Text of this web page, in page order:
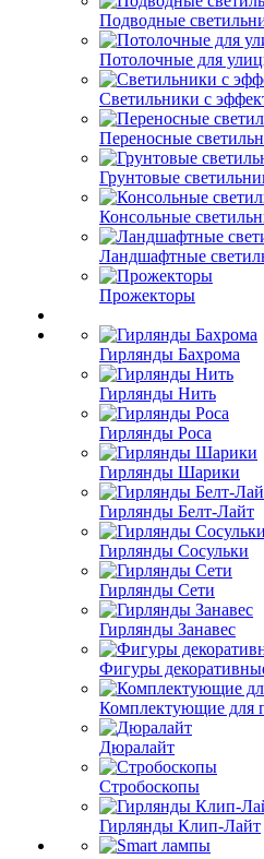
Подводные
Потолочные для
Светильники с
Переносные
Грунтовые
Консольные
Ландшафтные
Прожекторы
Гирлянды Бахрома
Гирлянды Нить
Гирлянды Роса
Гирлянды Шарики
Гирлянды Белт-Лайт
Гирлянды Сосульки
Гирлянды Сети
Гирлянды Занавес
Фигуры
Комплектующие для
Дюралайт
Стробоскопы
Гирлянды Клип-Лайт